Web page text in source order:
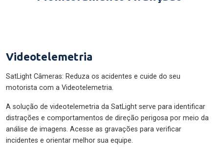
Videotelemetria
SatLight Câmeras: Reduza os acidentes e cuide do seu
motorista com a Videotelemetria.
A solução de videotelemetria da SatLight serve para identificar
distrações e comportamentos de direção perigosa por meio da
análise de imagens. Acesse as gravações para verificar
incidentes e orientar melhor sua equipe.